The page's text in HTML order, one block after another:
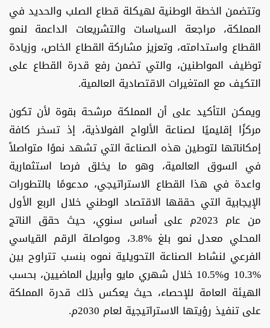
وتتضمن الخطة الوطنية لهيكلة قطاع الصلب والحديد في
المملكة، مراجعة السياسات والتشريعات الداعمة لنمو
القطاع واستدامته، وتعزيز مشاركة القطاع الخاص، وزيادة
توظيف المواطنين، والتي تضمن رفع قدرة القطاع على
التكيف مع المتغيرات الاقتصادية العالمية.
ويمكن التأكيد على أن المملكة مرشحة بقوة لأن تكون
مركزًا إقليميًا لصناعة الألواح الفولاذية، إذ تسخر كافة
إمكاناتها لتوطين هذه الصناعة التي تشهد نموًا متواصلاً
في السوق العالمية، وهو ما يخلق فرصا استثمارية
واعدة في هذا القطاع الاستراتيجي، مدعومًا بالتطورات
الإيجابية التي حققها الاقتصاد الوطني خلال الربع الأول
من عام 2023م على أساس سنوي، حيث حقق الناتج
المحلي معدل نمو بلغ %3.8، ومواصلة الرقم القياسي
الفرعي لنشاط الصناعة التحويلية نموه بنسب تتراوح بين
%10.3 و%10.5 خلال شهري مايو وأبريل الماضيين، بحسب
الهيئة العامة للإحصاء، حيث يعكس ذلك قدرة المملكة
على تنفيذ رؤيتها الاستراتيجية لعام 2030م.